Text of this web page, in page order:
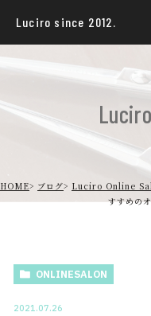
Luciro since 2012.
HOME ブログ Luciro Online
すすめの
ONLINESALON
2021.07.26